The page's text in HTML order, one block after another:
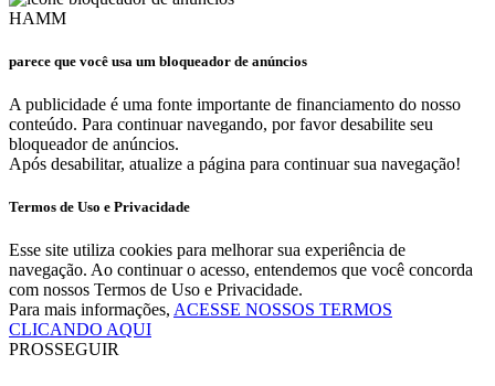
HAMM
parece que você usa um bloqueador de anúncios
A publicidade é uma fonte importante de financiamento do nosso
conteúdo. Para continuar navegando, por favor desabilite seu
bloqueador de anúncios.
Após desabilitar, atualize a página para continuar sua navegação!
Termos de Uso e Privacidade
Esse site utiliza cookies para melhorar sua experiência de
navegação. Ao continuar o acesso, entendemos que você concorda
com nossos Termos de Uso e Privacidade.
Para mais informações, ACESSE NOSSOS TERMOS
CLICANDO AQUI
PROSSEGUIR